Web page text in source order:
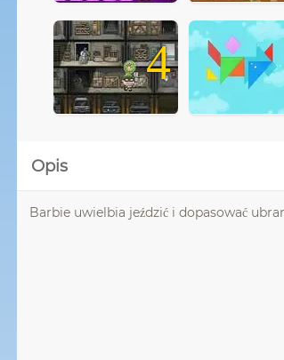
4
Opis
Barbie uwielbia jeździć i dopasować